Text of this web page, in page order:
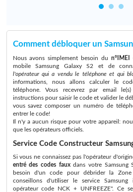
Comment débloquer un
Nous avons simplement besoin du n°IMEI
mobile Samsung Galaxy S2 et de
l'opérateur qui a vendu le téléphone et qui
informations, nous allons calculer le
téléphone. Vous recevrez par email
instructions pour saisir le code et valider le
vous savez composer un numéro de
entrer le code!
Il n'y a aucun risque pour votre appareil:
que les opérateurs officiels.
Service Code Constructeur
Si vous ne connaissez pas l'opérateur
entré des codes fauxdans votre Samsung
besoin d'un code pour débrider la
conseillons d'utiliser le service Samsung
opérateur code NCK + UNFREEZE". Ce